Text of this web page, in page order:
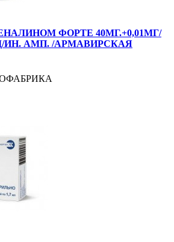
ФОРТЕ 40МГ.+0,01МГ/
ИН. АМП. /АРМАВИРСКАЯ